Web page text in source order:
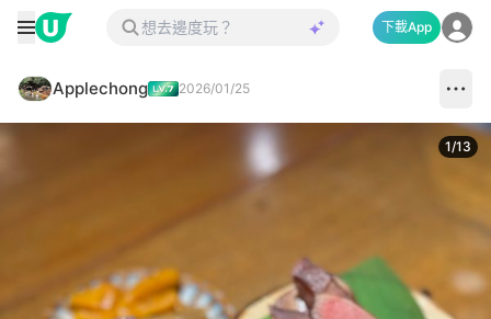
下載App
Applechong 2026/01/25
1/13